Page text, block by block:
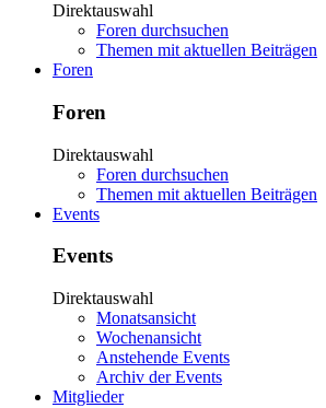
Direktauswahl
Foren durchsuchen
Themen mit aktuellen Beiträgen
Foren
Foren
Direktauswahl
Foren durchsuchen
Themen mit aktuellen Beiträgen
Events
Events
Direktauswahl
Monatsansicht
Wochenansicht
Anstehende Events
Archiv der Events
Mitglieder